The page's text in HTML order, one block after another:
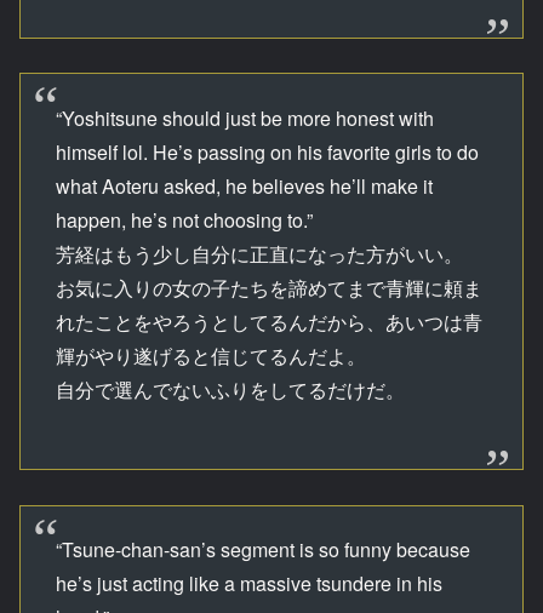
“Yoshitsune should just be more honest with
himself lol. He’s passing on his favorite girls to do
what Aoteru asked, he believes he’ll make it
happen, he’s not choosing to.”
芳経はもう少し自分に正直になった方がいい。
お気に入りの女の子たちを諦めてまで青輝に頼ま
れたことをやろうとしてるんだから、あいつは青
輝がやり遂げると信じてるんだよ。
自分で選んでないふりをしてるだけだ。
“Tsune-chan-san’s segment is so funny because
he’s just acting like a massive tsundere in his